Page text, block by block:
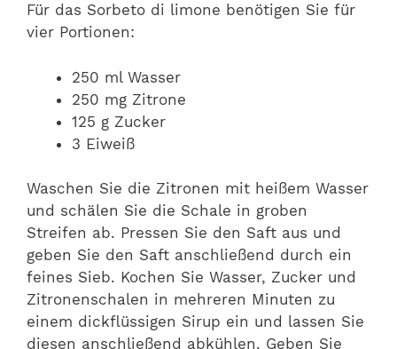
Für das Sorbeto di limone benötigen Sie für
vier Portionen:
250 ml Wasser
250 mg Zitrone
125 g Zucker
3 Eiweiß
Waschen Sie die Zitronen mit heißem Wasser
und schälen Sie die Schale in groben
Streifen ab. Pressen Sie den Saft aus und
geben Sie den Saft anschließend durch ein
feines Sieb. Kochen Sie Wasser, Zucker und
Zitronenschalen in mehreren Minuten zu
einem dickflüssigen Sirup ein und lassen Sie
diesen anschließend abkühlen. Geben Sie